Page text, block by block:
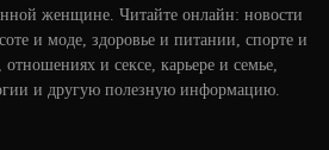
женщине. Читайте онлайн: новости
и моде, здоровье и питании, спорте и
и сексе, карьере и семье,
и другую полезную информацию.